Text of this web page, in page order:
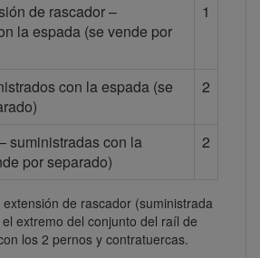
de rascador –
la espada (se vende por
1
con la espada (se
2
suministradas con la
por separado)
2
de rascador (suministrada
extremo del conjunto del raíl de
los 2 pernos y contratuercas.